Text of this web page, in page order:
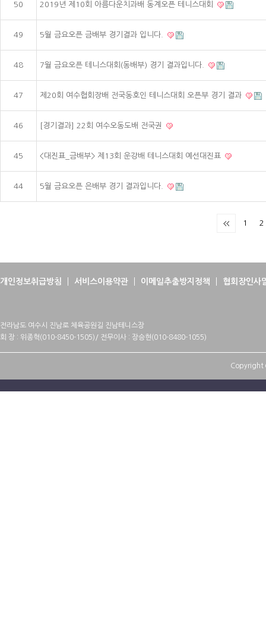
50 2019년 제10회 아름다운치과배 동계오픈 테니스대회
49 5월 금요오픈 금배부 경기결과 입니다.
48 7월 금요오픈 테니스대회(동배부) 경기 결과입니다.
47 제20회 여수협회장배 전국동호인 테니스대회 오픈부 경기 결과
46 [경기결과] 22회 여수오동도배 전국권
45 <대진표_금배부> 제13회 운강배 테니스대회 예선대진표
44 5월 금요오픈 은배부 경기 결과입니다.
1 2
개인정보취급방침 서비스이용약관 이메일추출방지정책 협회장인사
전라남도 여수시 진남로 체육공원길 진남테니스장
회 장 : 위종혁(010-8450-1505)/ 전무이사 : 장승현(010-8480-1055)